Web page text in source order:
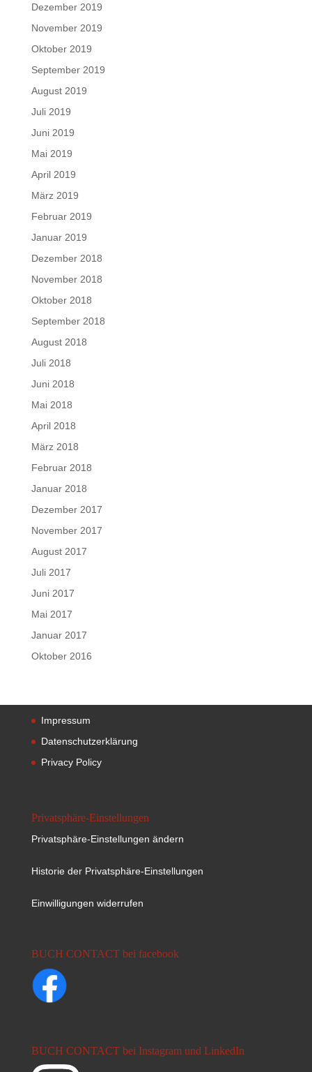
Dezember 2019
November 2019
Oktober 2019
September 2019
August 2019
Juli 2019
Juni 2019
Mai 2019
April 2019
März 2019
Februar 2019
Januar 2019
Dezember 2018
November 2018
Oktober 2018
September 2018
August 2018
Juli 2018
Juni 2018
Mai 2018
April 2018
März 2018
Februar 2018
Januar 2018
Dezember 2017
November 2017
August 2017
Juli 2017
Juni 2017
Mai 2017
Januar 2017
Oktober 2016
Impressum
Datenschutzerklärung
Privacy Policy
Privatsphäre-Einstellungen
Privatsphäre-Einstellungen ändern
Historie der Privatsphäre-Einstellungen
Einwilligungen widerrufen
BUCH CONTACT bei facebook
BUCH CONTACT bei Instagram und LinkedIn